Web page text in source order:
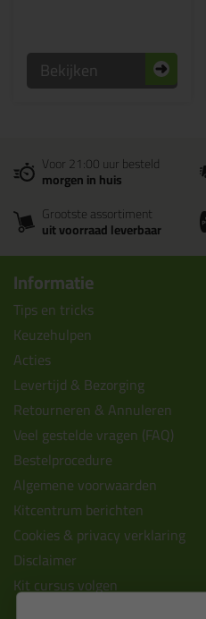
Bekijken
Voor 21:00 uur besteld
morgen in huis
Grootste assortiment
uit voorraad leverbaar
Informatie
Tips en tricks
Keuzehulpen
Acties
Levertijd & Bezorging
Retourneren & Annuleren
Veel gestelde vragen (FAQ)
Bestelprocedure
Algemene voorwaarden
Kitcentrum berichten
Cookies & privacy verklaring
Disclaimer
Kit cursus volgen